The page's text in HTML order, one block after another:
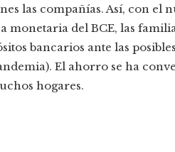
las compañías. Así, con el
monetaria del BCE, las
bancarios ante las
El ahorro se ha
hogares.